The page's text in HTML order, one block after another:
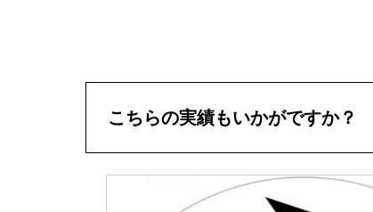
こちらの実績もいかがですか？